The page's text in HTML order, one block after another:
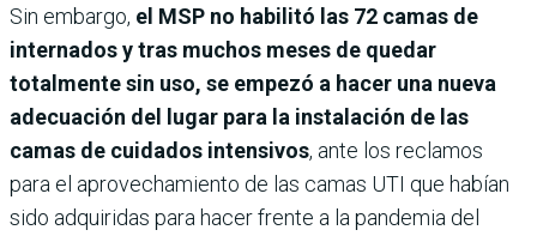
Sin embargo, el MSP no habilitó las 72 camas de
internados y tras muchos meses de quedar
totalmente sin uso, se empezó a hacer una nueva
adecuación del lugar para la instalación de las
camas de cuidados intensivos, ante los reclamos
para el aprovechamiento de las camas UTI que habían
sido adquiridas para hacer frente a la pandemia del